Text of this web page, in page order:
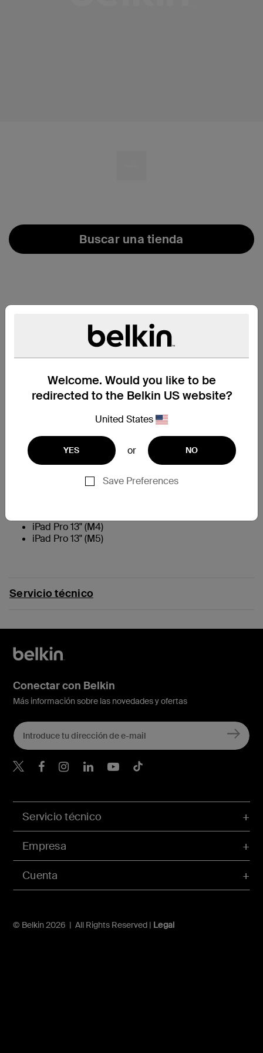
Welcome. Would you like to be
redirected to the Belkin US website?
United States
YES or NO
Save Preferences
Buscar una tienda
iPad Pro 13" (M4)
iPad Pro 13" (M5)
Servicio técnico
Cuenta
Servicio técnico
Empresa
© Belkin 2026 | All Rights Reserved | Legal
Conectar con Belkin
Más información sobre las novedades y ofertas
Belkin Twitter